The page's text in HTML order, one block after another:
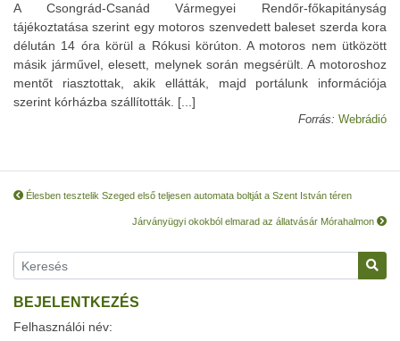
A Csongrád-Csanád Vármegyei Rendőr-főkapitányság
tájékoztatása szerint egy motoros szenvedett baleset szerda kora
délután 14 óra körül a Rókusi körúton. A motoros nem ütközött
másik járművel, elesett, melynek során megsérült. A motoroshoz
mentőt riasztottak, akik ellátták, majd portálunk információja
szerint kórházba szállították. [...]
Forrás: Webrádió
Élesben tesztelik Szeged első teljesen automata boltját a Szent István téren
Járványügyi okokból elmarad az állatvásár Mórahalmon
BEJELENTKEZÉS
Felhasználói név: